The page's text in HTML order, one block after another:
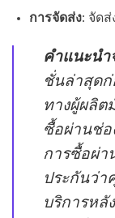
การจัดส่ง: จัดส่
คำแนะนำ
ชั่นล่าสุดก่
ทางผู้ผลิต
ซื้อผ่านช่อ
การซื้อผ่า
ประกันว่
บริการหลั